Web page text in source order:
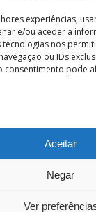
experiências,
e/ou aceder a
tecnologias nos
ou IDs
consentimento pode
Aceitar
Negar
Ver